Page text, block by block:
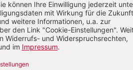
dieSouveränität des Ganzen
Gerhardts weiterentwickelt,
Dass der Irakkrieg
werden.